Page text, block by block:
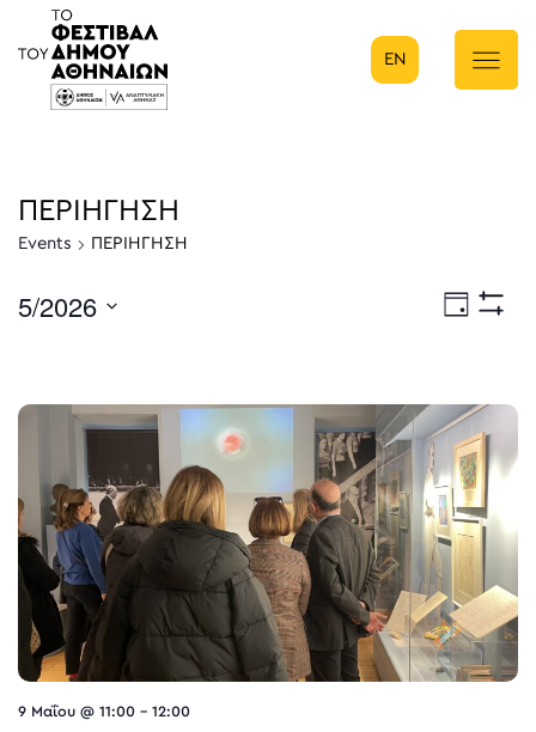
Κύρια πλοήγηση
EN
ΠΕΡΙΗΓΗΣΗ
Events ΠΕΡΙΗΓΗΣΗ
Ημέρα
5/2026
9 Μαΐου @ 11:00 - 12:00